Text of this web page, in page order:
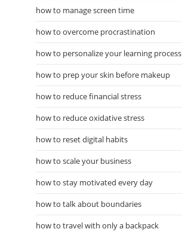
how to manage screen time
how to overcome procrastination
how to personalize your learning process
how to prep your skin before makeup
how to reduce financial stress
how to reduce oxidative stress
how to reset digital habits
how to scale your business
how to stay motivated every day
how to talk about boundaries
how to travel with only a backpack